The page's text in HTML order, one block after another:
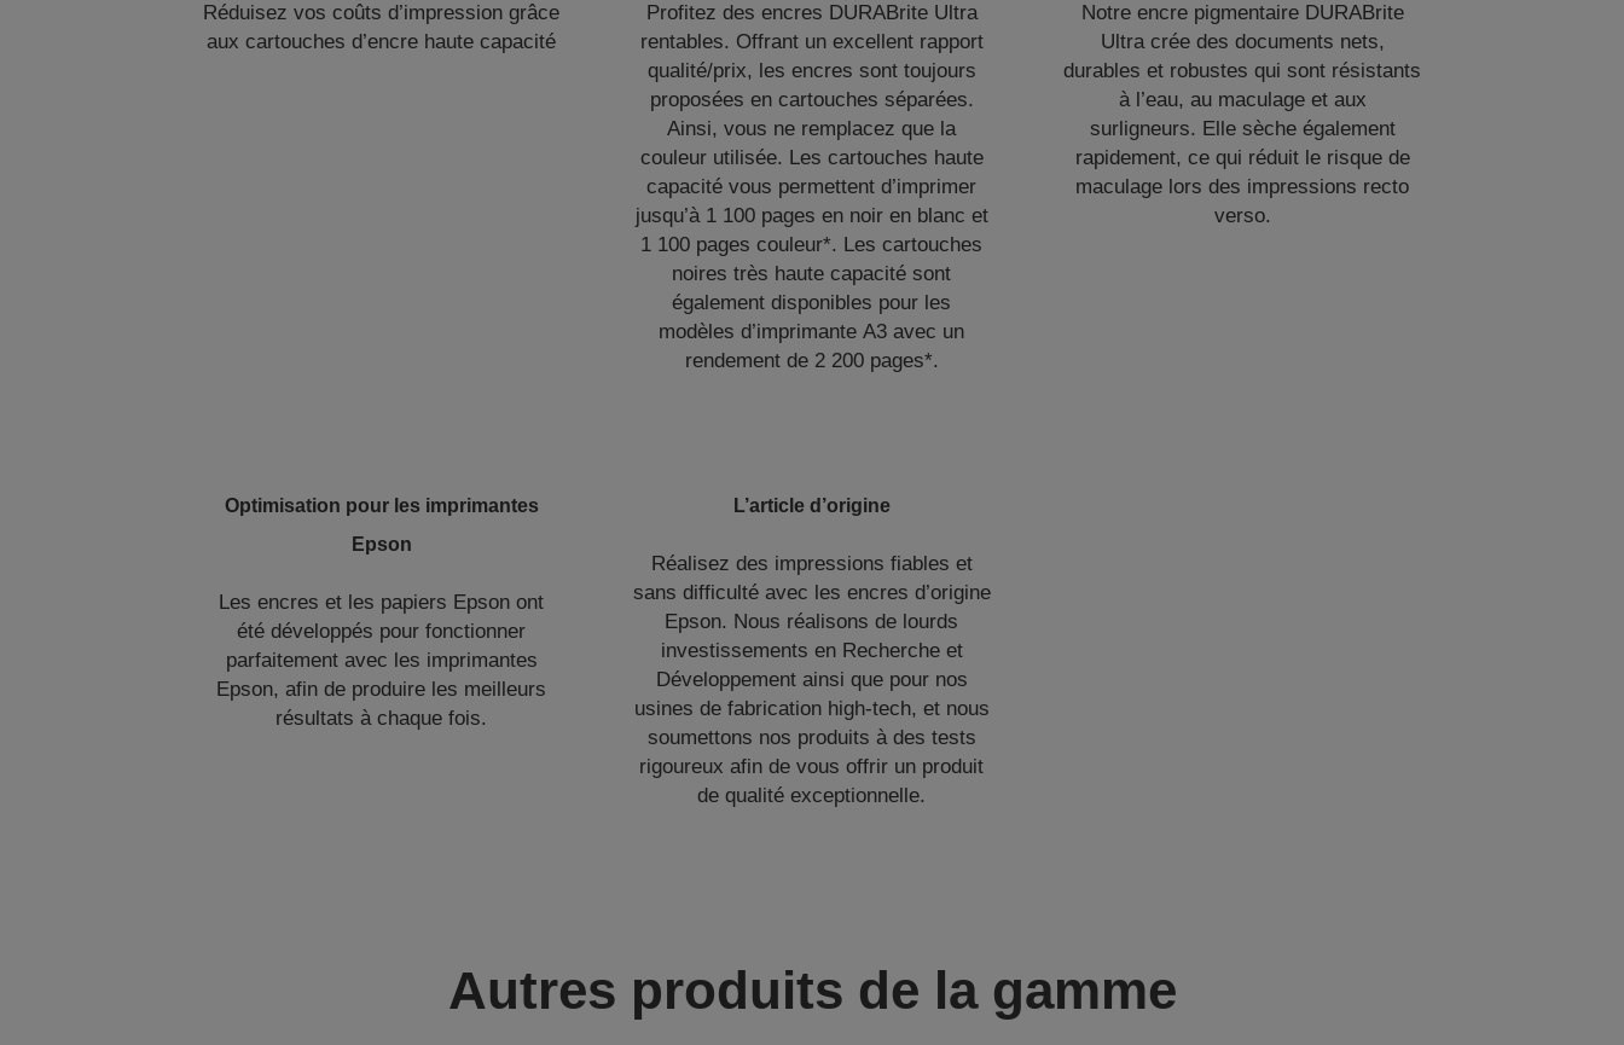
Réduisez vos coûts d’impression grâce
aux cartouches d’encre haute capacité
Profitez des encres DURABrite Ultra
rentables. Offrant un excellent rapport
qualité/prix, les encres sont toujours
proposées en cartouches séparées.
Ainsi, vous ne remplacez que la
couleur utilisée. Les cartouches haute
capacité vous permettent d’imprimer
jusqu’à 1 100 pages en noir en blanc et
1 100 pages couleur*. Les cartouches
noires très haute capacité sont
également disponibles pour les
modèles d’imprimante A3 avec un
rendement de 2 200 pages*.
Notre encre pigmentaire DURABrite
Ultra crée des documents nets,
durables et robustes qui sont résistants
à l’eau, au maculage et aux
surligneurs. Elle sèche également
rapidement, ce qui réduit le risque de
maculage lors des impressions recto
verso.
Optimisation pour les imprimantes
Epson
Les encres et les papiers Epson ont
été développés pour fonctionner
parfaitement avec les imprimantes
Epson, afin de produire les meilleurs
résultats à chaque fois.
L’article d’origine
Réalisez des impressions fiables et
sans difficulté avec les encres d’origine
Epson. Nous réalisons de lourds
investissements en Recherche et
Développement ainsi que pour nos
usines de fabrication high-tech, et nous
soumettons nos produits à des tests
rigoureux afin de vous offrir un produit
de qualité exceptionnelle.
Autres produits de la gamme